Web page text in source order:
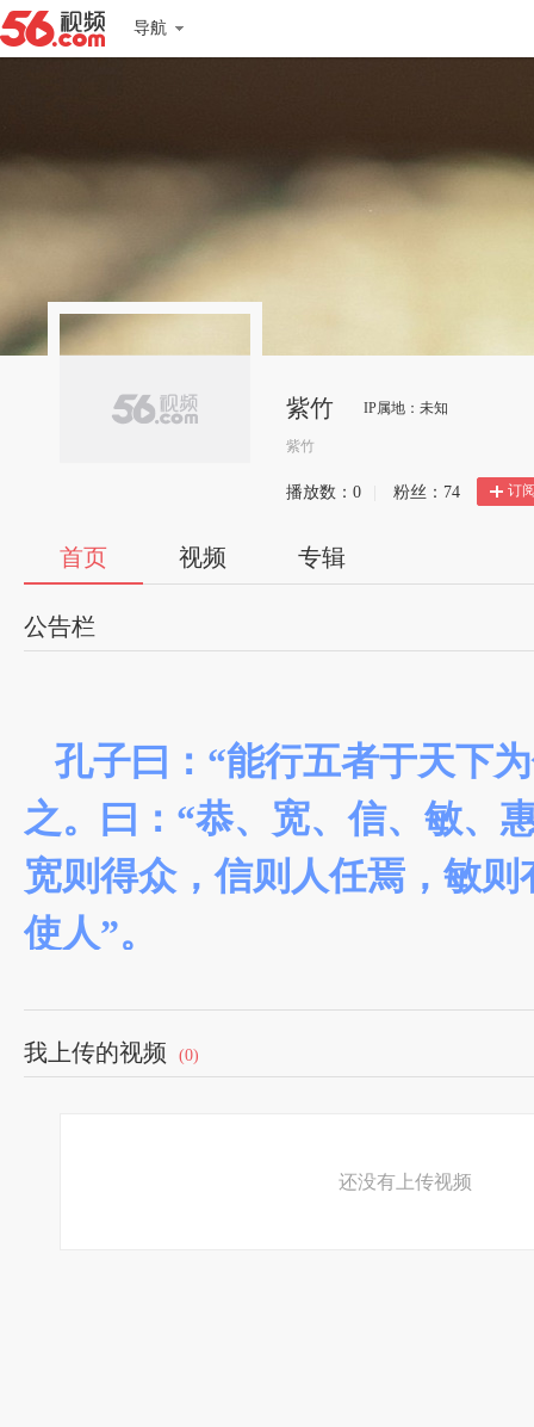
导航
紫竹 IP属地：未知
紫竹
播放数： 0 粉丝： 74 订
首页 视频 专辑
公告栏
孔子曰：“能行五者于天下
之。曰：“恭、宽、信、敏、
宽则得众，信则人任焉，敏
使人”。
我上传的视频 (0)
还没有上传视频